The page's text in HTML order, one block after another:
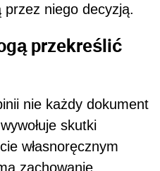
niego decyzją.
przekreślić
nie każdy dokument
skutki
własnoręcznym
zachowanie